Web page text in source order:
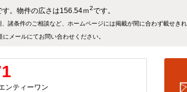
。物件の広さは156.54ｍ2です。
諸条件のご相談など、ホームページには掲載が間に合わず載せきれ
にメールにてお問い合わせください。
ンティーワン